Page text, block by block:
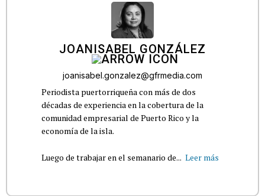
JOANISABEL GONZÁLEZ
joanisabel.gonzalez@gfrmedia.com
Periodista puertorriqueña con más de dos
décadas de experiencia en la cobertura de la
comunidad empresarial de Puerto Rico y la
economía de la isla.
Luego de trabajar en el semanario de... Leer más